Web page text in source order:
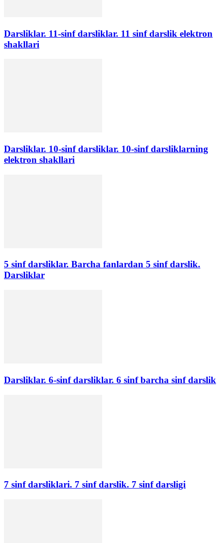
Darsliklar. 11-sinf darsliklar. 11 sinf darslik elektron
shakllari
Darsliklar. 10-sinf darsliklar. 10-sinf darsliklarning
elektron shakllari
5 sinf darsliklar. Barcha fanlardan 5 sinf darslik.
Darsliklar
Darsliklar. 6-sinf darsliklar. 6 sinf barcha sinf darslik
7 sinf darsliklari. 7 sinf darslik. 7 sinf darsligi